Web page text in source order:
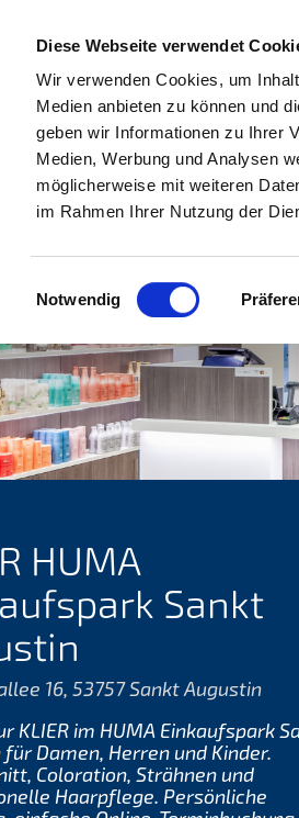
Diese Webseite verwendet
Wir verwenden Cookies, um
Medien anbieten zu können und
geben wir Informationen zu Ihrer
Medien, Werbung und Analysen
möglicherweise mit weiteren
im Rahmen Ihrer Nutzung der
Einwilligungsauswahl
Notwendig
buchen BonusCard
HUMA
Sankt
16, 53757 Sankt Augustin
KLIER im HUMA Einkaufspark
Damen, Herren und Kinder.
Coloration, Strähnen und
Haarpflege. Persönliche